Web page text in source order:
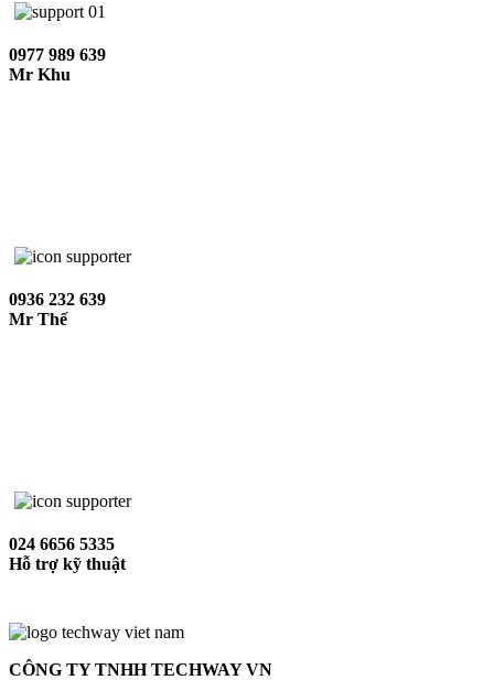
0977 989 639
Mr Khu
0936 232 639
Mr Thế
024 6656 5335
Hỗ trợ kỹ thuật
CÔNG TY TNHH TECHWAY VN